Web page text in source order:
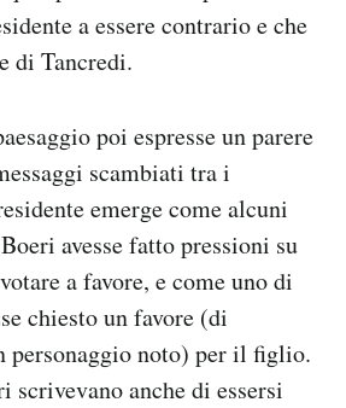
a essere contrario e che
di Tancredi.
poi espresse un parere
scambiati tra i
emerge come alcuni
avesse fatto pressioni su
a favore, e come uno di
chiesto un favore (di
personaggio noto) per il figlio.
anche di essersi